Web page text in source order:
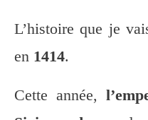
L’histoire que je
en 1414.
Cette année,